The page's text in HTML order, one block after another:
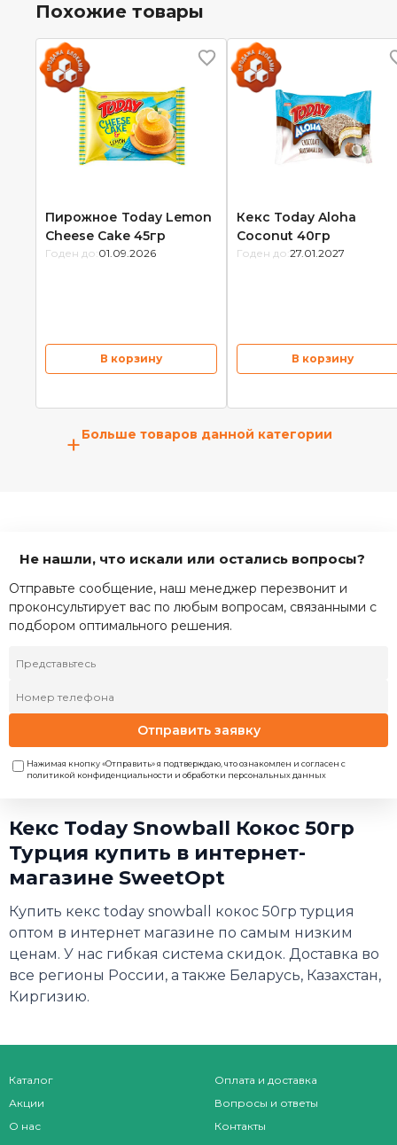
Похожие товары
Пирожное Today Lemon
Cheese Cake 45гр
Годен до: 01.09.2026
В корзину
Кекс Today Aloha
Coconut 40гр
Годен до: 27.01.2027
В корзину
+Больше товаров данной категории
Не нашли, что искали или остались вопросы?
Отправьте сообщение, наш менеджер перезвонит и
проконсультирует вас по любым вопросам, связанными с
подбором оптимального решения.
Отправить заявку
Нажимая кнопку «Отправить» я подтверждаю, что ознакомлен и согласен с
политикой конфиденциальности и обработки персональных данных
Кекс Today Snowball Кокос 50гр
Турция купить в интернет-
магазине SweetOpt
Купить кекс today snowball кокос 50гр турция
оптом в интернет магазине по самым низким
ценам. У нас гибкая система скидок. Доставка во
все регионы России, а также Беларусь, Казахстан,
Киргизию.
Каталог
Акции
О нас
Оплата и доставка
Вопросы и ответы
Контакты